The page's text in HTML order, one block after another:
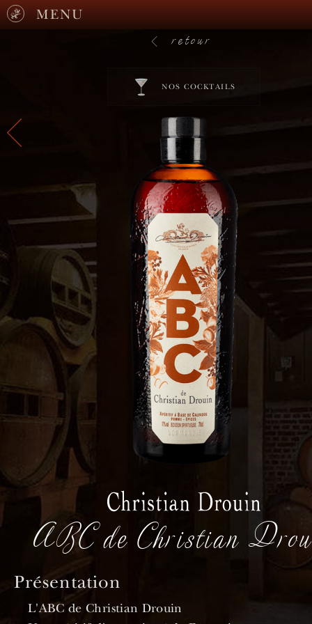
MENU
retour
NOS COCKTAILS
ABC de Christian
Présentation
L'ABC de Christian Drouin